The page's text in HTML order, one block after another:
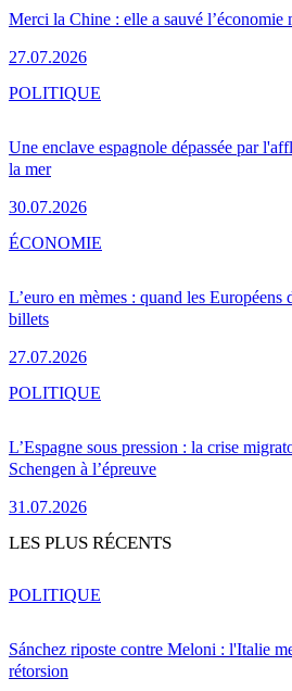
Merci la Chine : elle a sauvé l’économie
27.07.2026
Une enclave espagnole dépassée par
la mer
30.07.2026
POLITIQUE
L’euro en mèmes : quand les Européens
billets
27.07.2026
ÉCONOMIE
L’Espagne sous pression : la crise
Schengen à l’épreuve
31.07.2026
POLITIQUE
LES PLUS RÉCENTS
Sánchez riposte contre Meloni : l'Italie
rétorsion
POLITIQUE